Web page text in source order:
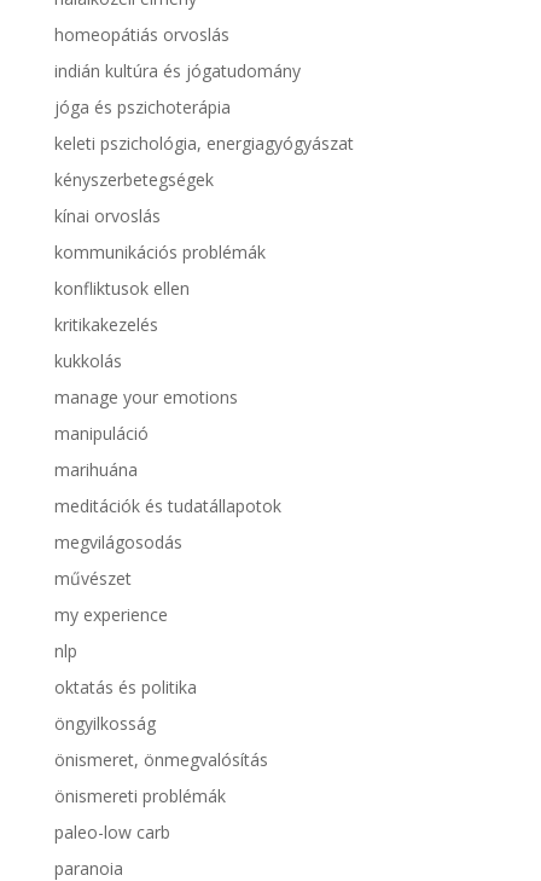
homeopátiás orvoslás
indián kultúra és jógatudomány
jóga és pszichoterápia
keleti pszichológia, energiagyógyászat
kényszerbetegségek
kínai orvoslás
kommunikációs problémák
konfliktusok ellen
kritikakezelés
kukkolás
manage your emotions
manipuláció
marihuána
meditációk és tudatállapotok
megvilágosodás
művészet
my experience
nlp
oktatás és politika
öngyilkosság
önismeret, önmegvalósítás
önismereti problémák
paleo-low carb
paranoia